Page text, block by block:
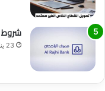
شروط
23 يناير 2021